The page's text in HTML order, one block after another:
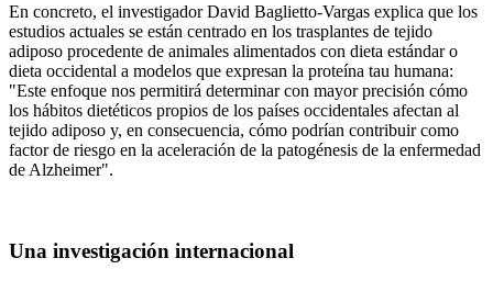
En concreto, el investigador David Baglietto-Vargas explica que los
estudios actuales se están centrado en los trasplantes de tejido
adiposo procedente de animales alimentados con dieta estándar o
dieta occidental a modelos que expresan la proteína tau humana:
"Este enfoque nos permitirá determinar con mayor precisión cómo
los hábitos dietéticos propios de los países occidentales afectan al
tejido adiposo y, en consecuencia, cómo podrían contribuir como
factor de riesgo en la aceleración de la patogénesis de la enfermedad
de Alzheimer".
Una investigación internacional